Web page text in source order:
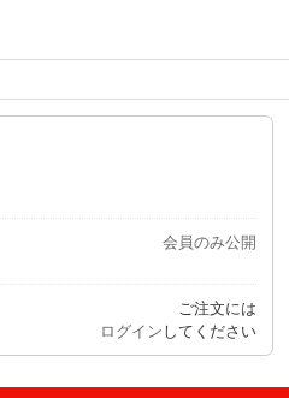
会員のみ公開
ご注文には
ログイン してください